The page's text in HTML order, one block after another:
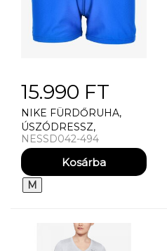
15.990 FT
NIKE FÜRDŐRUHA,
ÚSZÓDRESSZ,
ÚSZÓNADRÁG NIKE
SQUARE LEG B (NIKE
SWIM)
NESSD042-494
M